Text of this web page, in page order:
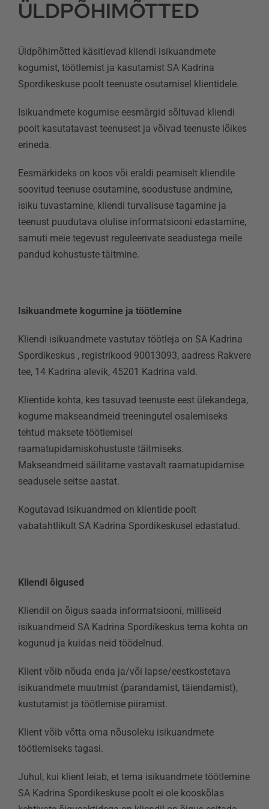
ÜLDPÕHIMÕTTED
Üldpõhimõtted käsitlevad kliendi isikuandmete
kogumist, töötlemist ja kasutamist SA Kadrina
Spordikeskuse poolt teenuste osutamisel klientidele.
Isikuandmete kogumise eesmärgid sõltuvad kliendi
poolt kasutatavast teenusest ja võivad teenuste lõikes
erineda.
Eesmärkideks on koos või eraldi peamiselt kliendile
soovitud teenuse osutamine, soodustuse andmine,
isiku tuvastamine, kliendi turvalisuse tagamine ja
teenust puudutava olulise informatsiooni edastamine,
samuti meie tegevust reguleerivate seadustega meile
pandud kohustuste täitmine.
Isikuandmete kogumine ja töötlemine
Kliendi isikuandmete vastutav töötleja on SA Kadrina
Spordikeskus , registrikood 90013093, aadress Rakvere
tee, 14 Kadrina alevik, 45201 Kadrina vald.
Klientide kohta, kes tasuvad teenuste eest ülekandega,
kogume makseandmeid treeningutel osalemiseks
tehtud maksete töötlemisel
raamatupidamiskohustuste täitmiseks.
Makseandmeid säilitame vastavalt raamatupidamise
seadusele seitse aastat.
Kogutavad isikuandmed on klientide poolt
vabatahtlikult SA Kadrina Spordikeskusel edastatud.
Kliendi õigused
Kliendil on õigus saada informatsiooni, milliseid
isikuandmeid SA Kadrina Spordikeskus tema kohta on
kogunud ja kuidas neid töödelnud.
Klient võib nõuda enda ja/või lapse/eestkostetava
isikuandmete muutmist (parandamist, täiendamist),
kustutamist ja töötlemise piiramist.
Klient võib võtta oma nõusoleku isikuandmete
töötlemiseks tagasi.
Juhul, kui klient leiab, et tema isikuandmete töötlemine
SA Kadrina Spordikeskuse poolt ei ole kooskõlas